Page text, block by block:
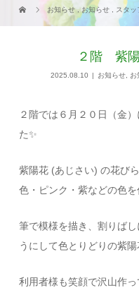
お知らせ ,お知らせ スタッ
２階 紫陽
2025.08.10 お知らせ, お
２階では６月２０日（金
た✨
紫陽花 (あじさい) の花び
色・ピンク・紫などの色を
筆で模様を描き、割りば
うにして色とりどりの紫
利用者様も笑顔で沢山作